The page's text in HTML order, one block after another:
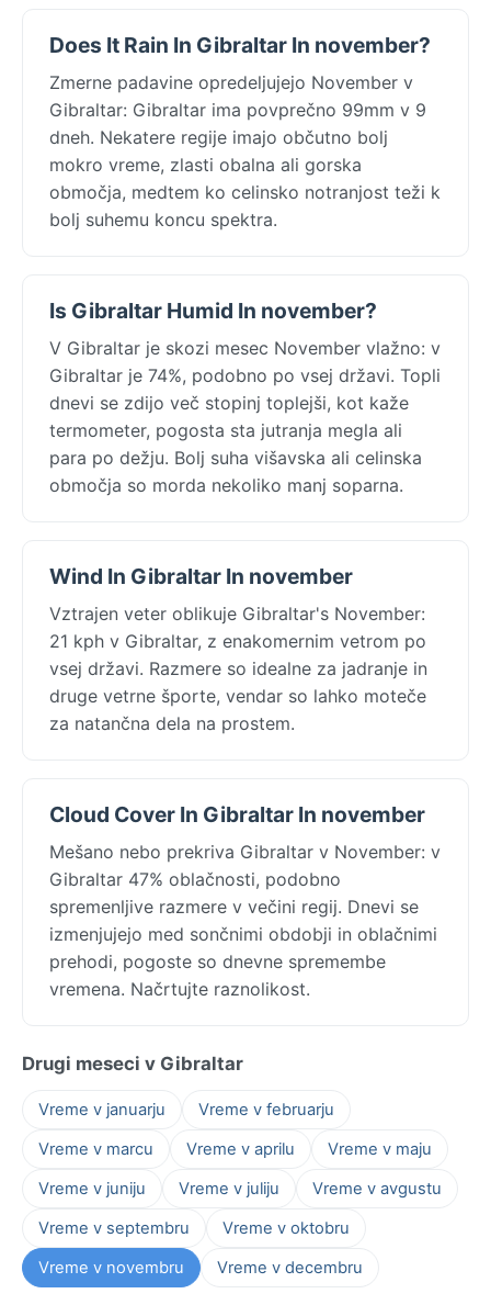
Does It Rain In Gibraltar In november?
Zmerne padavine opredeljujejo November v
Gibraltar: Gibraltar ima povprečno 99mm v 9
dneh. Nekatere regije imajo občutno bolj
mokro vreme, zlasti obalna ali gorska
območja, medtem ko celinsko notranjost teži k
bolj suhemu koncu spektra.
Is Gibraltar Humid In november?
V Gibraltar je skozi mesec November vlažno: v
Gibraltar je 74%, podobno po vsej državi. Topli
dnevi se zdijo več stopinj toplejši, kot kaže
termometer, pogosta sta jutranja megla ali
para po dežju. Bolj suha višavska ali celinska
območja so morda nekoliko manj soparna.
Wind In Gibraltar In november
Vztrajen veter oblikuje Gibraltar's November:
21 kph v Gibraltar, z enakomernim vetrom po
vsej državi. Razmere so idealne za jadranje in
druge vetrne športe, vendar so lahko moteče
za natančna dela na prostem.
Cloud Cover In Gibraltar In november
Mešano nebo prekriva Gibraltar v November: v
Gibraltar 47% oblačnosti, podobno
spremenljive razmere v večini regij. Dnevi se
izmenjujejo med sončnimi obdobji in oblačnimi
prehodi, pogoste so dnevne spremembe
vremena. Načrtujte raznolikost.
Drugi meseci v Gibraltar
Vreme v januarju
Vreme v februarju
Vreme v marcu
Vreme v aprilu
Vreme v maju
Vreme v juniju
Vreme v juliju
Vreme v avgustu
Vreme v septembru
Vreme v oktobru
Vreme v novembru
Vreme v decembru